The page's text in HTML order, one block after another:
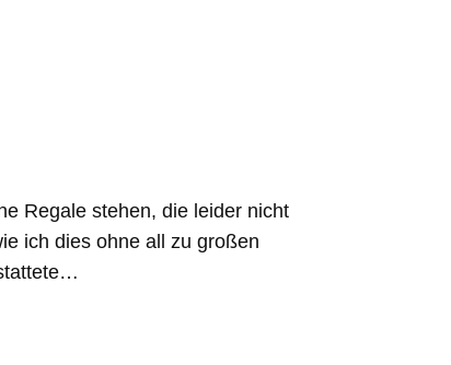
Regale stehen, die leider nicht
ich dies ohne all zu großen